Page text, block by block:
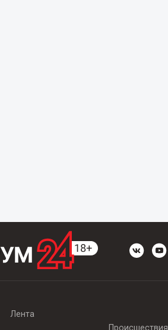
Лента
Происшествия